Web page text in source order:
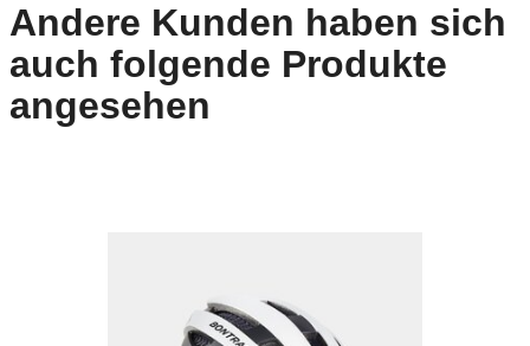
Andere Kunden haben sich
auch folgende Produkte
angesehen